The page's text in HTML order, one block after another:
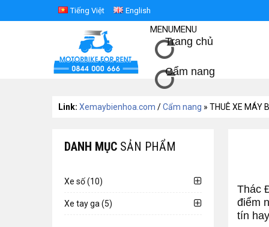
English
Tiếng Việt
MENUMENU
Trang chủ
Cẩm nang
Link: Xemaybienhoa.com /Cẩm nang » THUÊ XE MÁY
Thác
điểm
tín
DANH MỤC SẢN PHẨM
Xe số (10)
Xe tay ga (5)